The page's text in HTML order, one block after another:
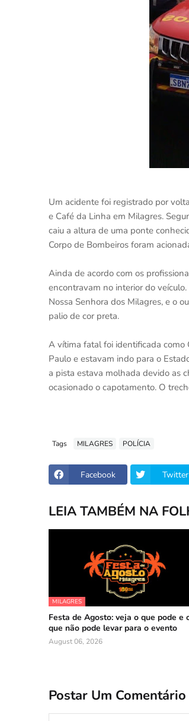
Um acidente foi registrado por
e Café da Linha em Milagres.
caiu a altura de uma ponte
Corpo de Bombeiros foram
Ainda de acordo com os
encontravam no interior do
Nossa Senhora dos Milagres, e o
palio de cor preta.
A vítima fatal foi identificada como
Paulo e estavam indo para o
a pista estava molhada devido as
ocasionado o capotamento. O
Tags MILAGRES POLÍCIA
Facebook Twitter
LEIA TAMBÉM NA
MILAGRES
Festa de Agosto: veja o que pode e
que não pode levar para o evento
August 06, 2026
Postar Um Comentário